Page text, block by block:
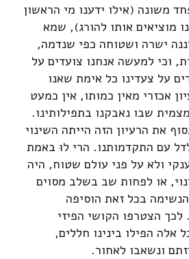
משונה (אילו ידענו מי הראשון
מוציאים אותו להורג), שמא
ישרה ושטוחה כפי שנדמה,
וכי למעשה אנחנו צועדים על
על צעדינו כל אימת שאנו
אכזרי מאין כמותו, אין כמעט
שבו נאבקנו בתפילותינו.
את הרעיון הזה הייתה השינוי
עם התקדמותנו. הרי לוּ באמת
ולא על פני עולם שטוח, היה
או לפחות שב בשלב מסוים
בכל זאת הוסיפה
הצטרפו הקושי הפיזי
אלה הפילו בינינו חללים,
ונשאבו לאחור.